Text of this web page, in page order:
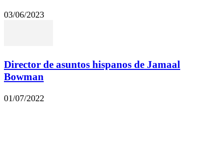
03/06/2023
Director de asuntos hispanos de Jamaal
Bowman
01/07/2022